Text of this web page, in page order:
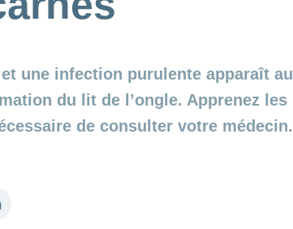
une infection purulente apparaît au
du lit de l’ongle. Apprenez les
de consulter votre médecin.